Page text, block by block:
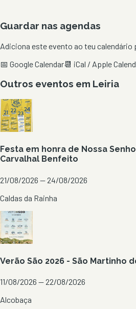
Guardar nas agendas
Adiciona este evento ao teu calendário
📅 Google Calendar📆 iCal / Apple
Outros eventos em Leiria
Festa em honra de Nossa
Carvalhal Benfeito
21/08/2026 — 24/08/2026
Caldas da Rainha
Verão São 2026 - São Martinho
11/08/2026 — 22/08/2026
Alcobaça